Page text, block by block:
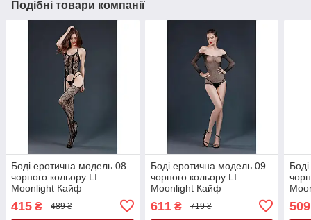
Подібні товари компанії
Боді еротична модель 08
чорного кольору LI
Moonlight Кайф
415 ₴ 489 ₴
Боді еротична модель 09
чорного кольору LI
Moonlight Кайф
611₴ 719 ₴ 509